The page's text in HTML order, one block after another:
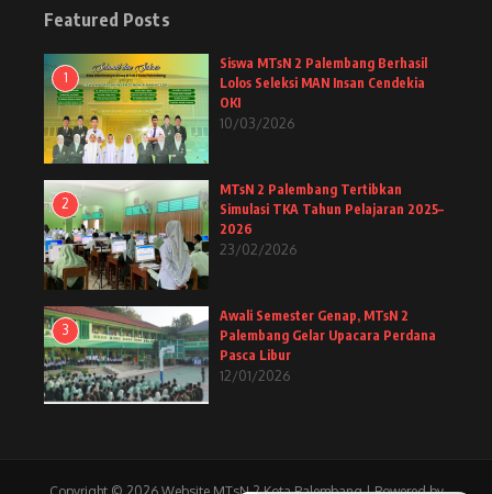
Featured Posts
1
Siswa MTsN 2 Palembang Berhasil
Lolos Seleksi MAN Insan Cendekia
OKI
10/03/2026
2
MTsN 2 Palembang Tertibkan
Simulasi TKA Tahun Pelajaran 2025–
2026
23/02/2026
3
Awali Semester Genap, MTsN 2
Palembang Gelar Upacara Perdana
Pasca Libur
12/01/2026